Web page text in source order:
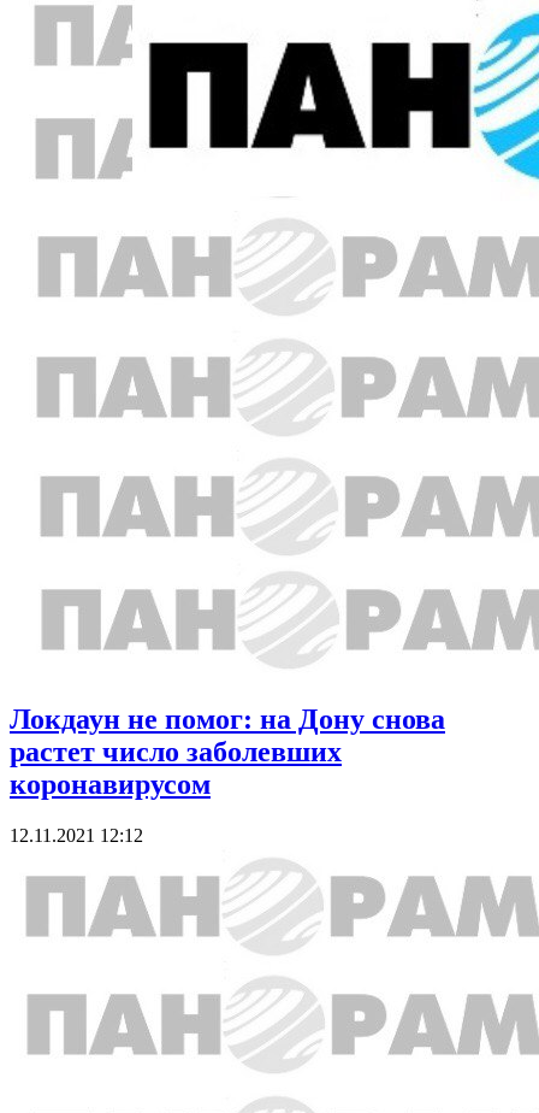
Локдаун не помог: на Дону снова
растет число заболевших
коронавирусом
12.11.2021 12:12